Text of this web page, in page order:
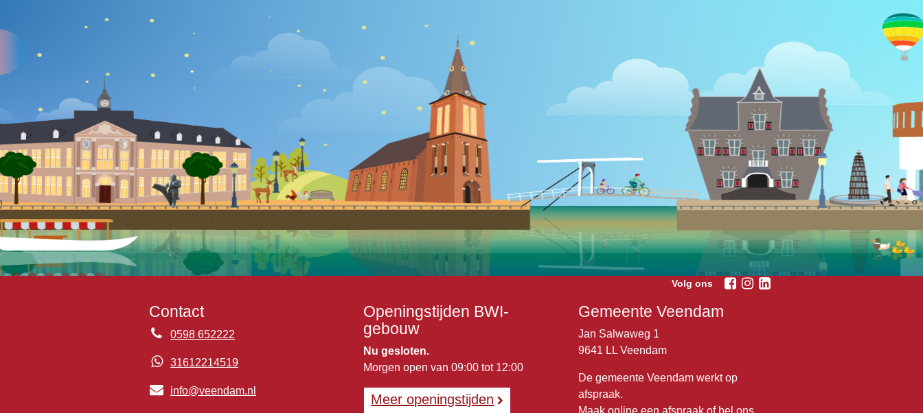
Volg ons
Contact
0598 652222
31612214519
info@veendam.nl
Openingstijden BWI-
gebouw
Nu gesloten.
Morgen open van 09:00 tot 12:00
Meer openingstijden
Gemeente Veendam
Jan Salwaweg 1
9641 LL Veendam
De gemeente Veendam werkt op
afspraak.